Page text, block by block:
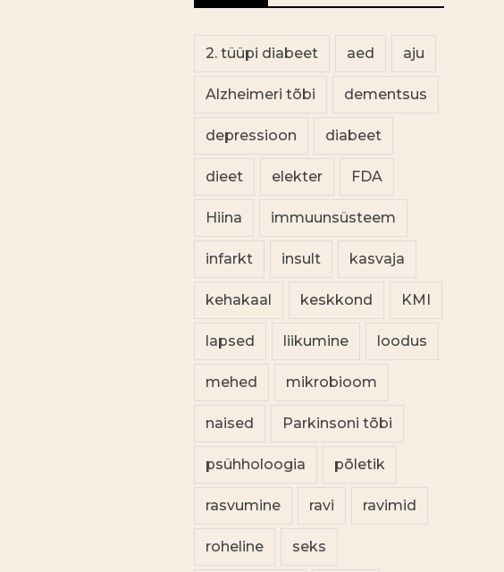
2. tüüpi diabeet aed aju
Alzheimeri tõbi dementsus
depressioon diabeet
dieet elekter FDA
Hiina immuunsüsteem
infarkt insult kasvaja
kehakaal keskkond KMI
lapsed liikumine loodus
mehed mikrobioom
naised Parkinsoni tõbi
psühholoogia põletik
rasvumine ravi ravimid
roheline seks